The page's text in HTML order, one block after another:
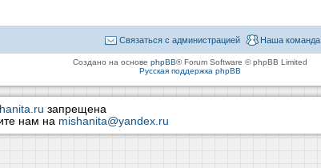
Наша команда
Связаться с администрацией
Создано на основе phpBB® Forum Software © phpBB Limited
Русская поддержка phpBB
запрещена
нам на mishanita@yandex.ru